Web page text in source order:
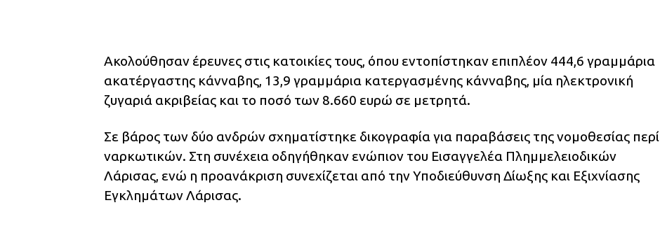
Ακολούθησαν έρευνες στις κατοικίες τους, όπου εντοπίστηκαν επιπλέον 444,6 γραμμάρια
ακατέργαστης κάνναβης, 13,9 γραμμάρια κατεργασμένης κάνναβης, μία ηλεκτρονική
ζυγαριά ακριβείας και το ποσό των 8.660 ευρώ σε μετρητά.
Σε βάρος των δύο ανδρών σχηματίστηκε δικογραφία για παραβάσεις της νομοθεσίας περί
ναρκωτικών. Στη συνέχεια οδηγήθηκαν ενώπιον του Εισαγγελέα Πλημμελειοδικών
Λάρισας, ενώ η προανάκριση συνεχίζεται από την Υποδιεύθυνση Δίωξης και Εξιχνίασης
Εγκλημάτων Λάρισας.